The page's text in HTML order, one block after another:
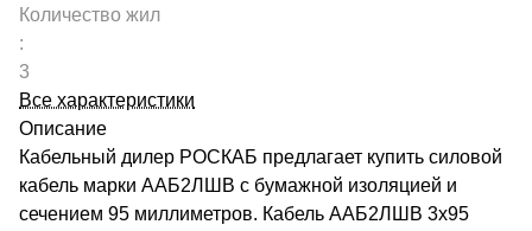
Количество жил
:
3
Все характеристики
Описание
Кабельный дилер РОСКАБ предлагает купить силовой
кабель марки ААБ2ЛШВ с бумажной изоляцией и
сечением 95 миллиметров. Кабель ААБ2ЛШВ 3х95